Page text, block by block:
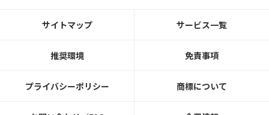
サイトマップ サービス一覧
推奨環境 免責事項
プライバシーポリシー 商標について